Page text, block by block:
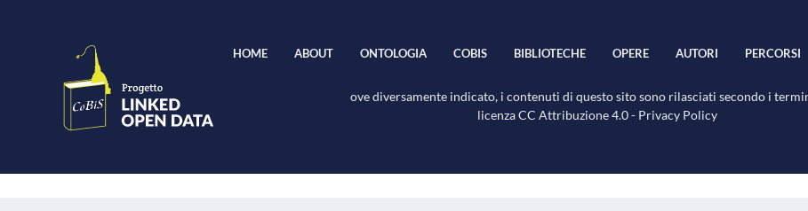
HOME ABOUT ONTOLOGIA COBIS BIBLIOTECHE OPERE AUTORI PERCORSI
ove diversamente indicato, i contenuti di questo sito sono rilasciati secondo i
licenzaCC Attribuzione 4.0- Privacy Policy